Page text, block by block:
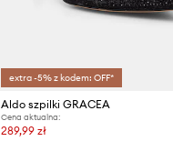
extra -5% z kodem: OFF*
Aldo szpilki GRACEA
Cena aktualna:
289,99 zł